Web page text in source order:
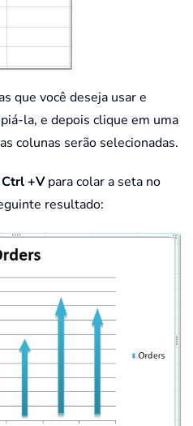
que você deseja usar e
la, e depois clique em uma
colunas serão selecionadas.
Ctrl +Vpara colar a seta no
resultado: